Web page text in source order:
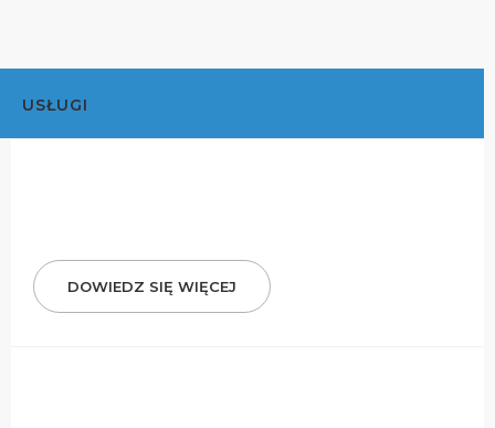
USŁUGI
DOWIEDZ SIĘ WIĘCEJ